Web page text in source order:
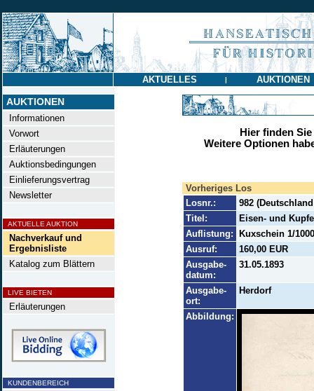
AKTUELLES | AUKTIONEN
AUKTIONEN
Informationen
Vorwort
Erläuterungen
Auktionsbedingungen
Einlieferungsvertrag
Newsletter
AKTUELLE AUKTION
Nachverkauf und
Ergebnisliste
Katalog zum Blättern
LIVE BIETEN
Erläuterungen
KUNDENBEREICH
Hier finden
Weitere Optionen
Vorheriges Los
Losnr.:
982
Titel:
Eisen- und
Auflistung:
Kuxschein 1/
Ausruf:
160,00 EUR
Ausgabe-
datum:
31.05.1893
Ausgabe-
ort:
Herdorf
Abbildung: